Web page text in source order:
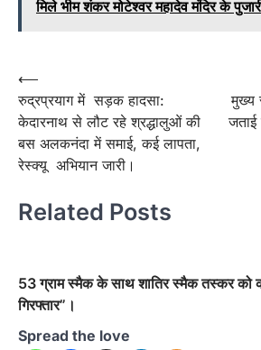
मिले भीम शंकर मोटेश्वर महादेव मंदिर के
Post
navigation
⟵
रुद्रप्रयाग में सड़क हादसा:
केदारनाथ से लौट रहे श्रद्धालुओं की
बस अलकनंदा में समाई, कई लापता,
रेस्क्यू अभियान जारी।
मुख्य
जताई
Related Posts
53 ग्राम स्मैक के साथ शातिर स्मैक तस्कर को
गिरफ्तार”।
Spread the love